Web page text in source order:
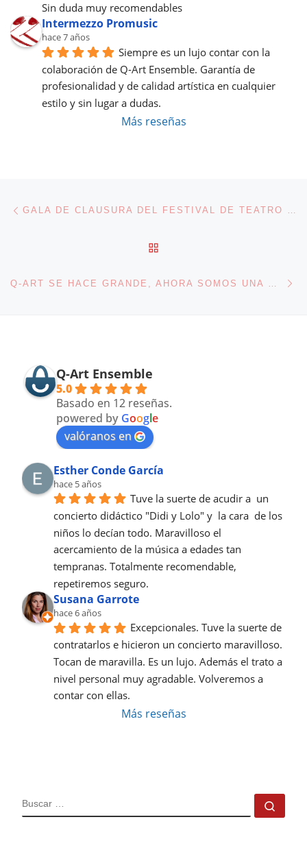
Sin duda muy recomendables
Intermezzo Promusic
hace 7 años
Siempre es un lujo contar con la
colaboración de Q-Art Ensemble. Garantía de
profesionalidad y de calidad artística en cualquier
estilo y sin lugar a dudas.
Más reseñas
Navegación de entradas
Q-Art Ensemble
5.0
Basado en 12 reseñas.
powered by Google
valóranos en
Esther Conde García
hace 5 años
Tuve la suerte de acudir a  un
concierto didáctico "Didi y Lolo" y  la cara  de los
niños lo decían todo. Maravilloso el
acercamiento de la música a edades tan
tempranas. Totalmente recomendable,
repetiremos seguro.
Susana Garrote
hace 6 años
Excepcionales. Tuve la suerte de
contratarlos e hicieron un concierto maravilloso.
Tocan de maravilla. Es un lujo. Además el trato a
nivel personal muy agradable. Volveremos a
contar con ellas.
Más reseñas
BUSCAR